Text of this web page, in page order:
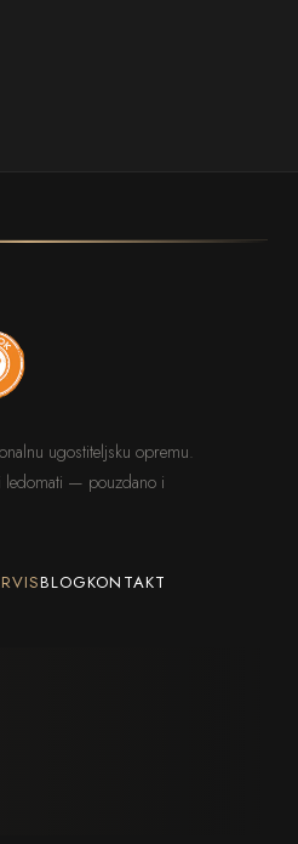
ugostiteljsku opremu.
ledomati — pouzdano i
BLOGKONTAKT